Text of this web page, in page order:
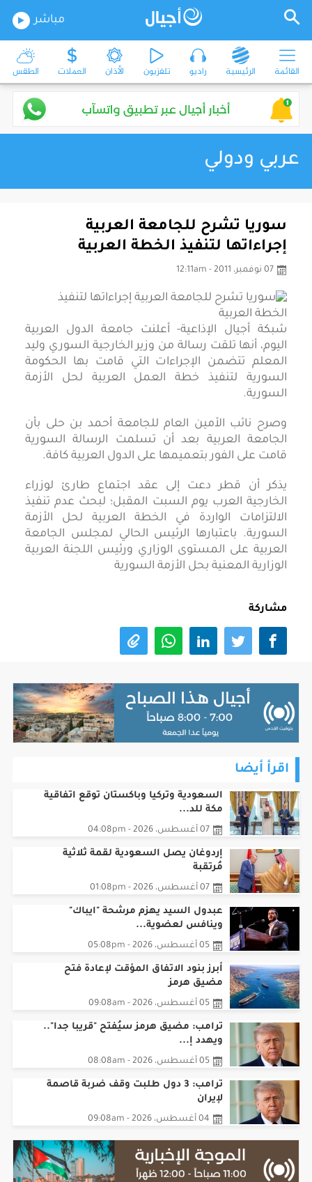
مباشر
القائمة الرئيسية راديو تلفزيون الأذان العملات الطقس
عربي ودولي
سوريا تشرح للجامعة العربية
إجراءاتها لتنفيذ الخطة العربية
07 نوفمبر، 2011 - 12:11am
شبكة أجيال الإذاعية- أعلنت جامعة الدول العربية
اليوم، أنها تلقت رسالة من وزير الخارجية السوري وليد
المعلم تتضمن الإجراءات التي قامت بها الحكومة
السورية لتنفيذ خطة العمل العربية لحل الأزمة
السورية.
وصرح نائب الأمين العام للجامعة أحمد بن حلى بأن
الجامعة العربية بعد أن تسلمت الرسالة السورية
قامت على الفور بتعميمها على الدول العربية كافة.
يذكر أن قطر دعت إلى عقد اجتماع طارئ لوزراء
الخارجية العرب يوم السبت المقبل؛ لبحث عدم تنفيذ
الالتزامات الواردة في الخطة العربية لحل الأزمة
السورية. باعتبارها الرئيس الحالي لمجلس الجامعة
العربية على المستوى الوزاري ورئيس اللجنة العربية
الوزارية المعنية بحل الأزمة السورية
مشاركة
مكة للد...
07 أغسطس، 2026 - 04:08pm
إردوغان يصل السعودية لقمة ثلاثية
مُرتقبة
07 أغسطس، 2026 - 01:08pm
عبدول السيد يهزم مرشحة "ايباك"
وينافس لعضوية...
05 أغسطس، 2026 - 05:08pm
أبرز بنود الاتفاق المؤقت لإعادة فتح
مضيق هرمز
05 أغسطس، 2026 - 09:08am
ترامب: مضيق هرمز سيُفتح "قريبا جدا"..
ويهدد إ...
05 أغسطس، 2026 - 08:08am
ترامب: 3 دول طلبت وقف ضربة قاصمة
لإيران
04 أغسطس، 2026 - 09:08am